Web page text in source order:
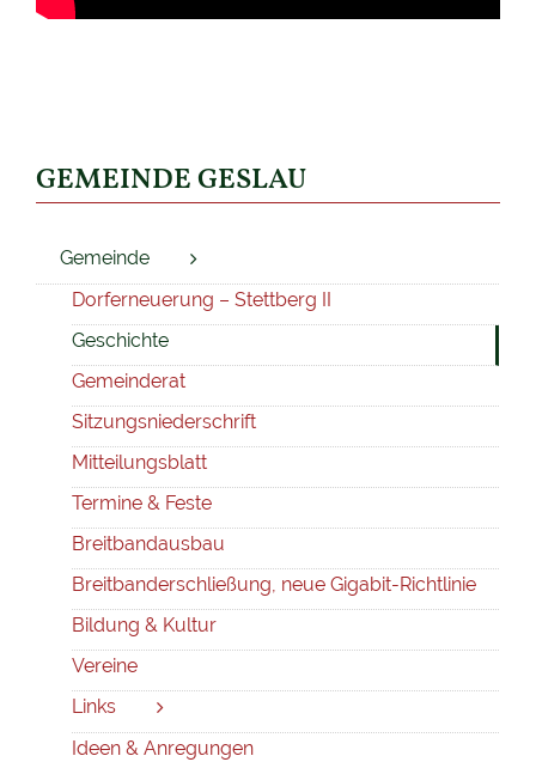
GEMEINDE GESLAU
Gemeinde
Dorferneuerung – Stettberg II
Geschichte
Gemeinderat
Sitzungsniederschrift
Mitteilungsblatt
Termine & Feste
Breitbandausbau
Breitbanderschließung, neue Gigabit-Richtlinie
Bildung & Kultur
Vereine
Links
Ideen & Anregungen